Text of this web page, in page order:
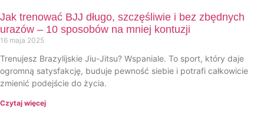
Jak trenować BJJ długo, szczęśliwie i bez zbędnych
urazów – 10 sposobów na mniej kontuzji
16 maja 2025
Trenujesz Brazylijskie Jiu-Jitsu? Wspaniale. To sport, który daje
ogromną satysfakcję, buduje pewność siebie i potrafi całkowicie
zmienić podejście do życia.
Czytaj więcej